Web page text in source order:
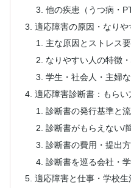
他の疾患（うつ病・
適応障害の原因・なり
主な原因とストレス
なりやすい人の特徴
学生・社会人・主婦
適応障害診断書：もら
診断書の発行基準と
診断書がもらえない/
診断書の費用・提出
診断書を巡る会社・
適応障害と仕事・学校